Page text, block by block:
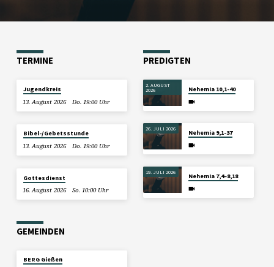
TERMINE
Jugendkreis
13. August 2026
Do. 19:00 Uhr
Bibel-/Gebetsstunde
13. August 2026
Do. 19:00 Uhr
Gottesdienst
16. August 2026
So. 10:00 Uhr
PREDIGTEN
2. AUGUST
2026 Nehemia 10,1-40
26. JULI 2026
Nehemia 9,1-37
19. JULI 2026
Nehemia 7,4–8,18
GEMEINDEN
BERG Gießen